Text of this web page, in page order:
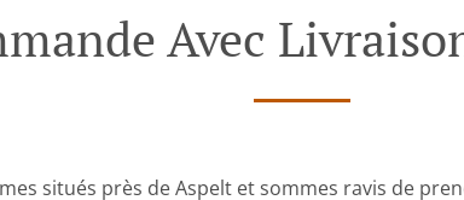
Avec
situés près de Aspelt et sommes ravis de